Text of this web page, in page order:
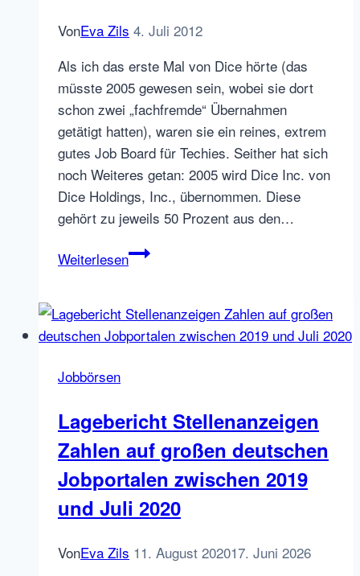
VonEva Zils 4. Juli 2012
Als ich das erste Mal von Dice hörte (das
müsste 2005 gewesen sein, wobei sie dort
schon zwei „fachfremde“ Übernahmen
getätigt hatten), waren sie ein reines, extrem
gutes Job Board für Techies. Seither hat sich
noch Weiteres getan: 2005 wird Dice Inc. von
Dice Holdings, Inc., übernommen. Diese
gehört zu jeweils 50 Prozent aus den…
WeiterlesenDice
Jones
Jobbörse
Jobbörsen
Lagebericht Stellenanzeigen
Zahlen auf großen deutschen
Jobportalen zwischen 2019
und Juli 2020
VonEva Zils 11. August 202017. Juni 2026